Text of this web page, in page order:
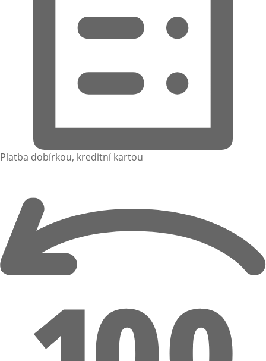
Platba dobírkou, kreditní kartou